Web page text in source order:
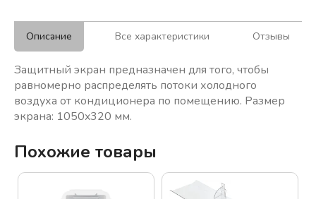
Описание Все характеристики Отзывы
Защитный экран предназначен для того, чтобы
равномерно распределять потоки холодного
воздуха от кондиционера по помещению. Размер
экрана: 1050x320 мм.
Похожие товары